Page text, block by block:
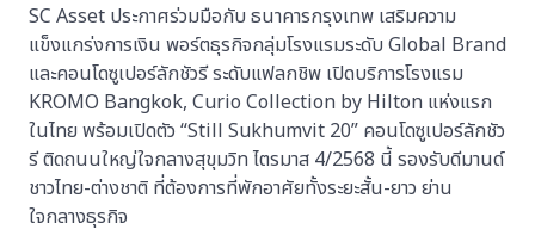
SC Asset ประกาศร่วมมือกับ ธนาคารกรุงเทพ เสริมความ
แข็งแกร่งการเงิน พอร์ตธุรกิจกลุ่มโรงแรมระดับ Global Brand
และคอนโดซูเปอร์ลักชัวรี ระดับแฟลกชิพ เปิดบริการโรงแรม
KROMO Bangkok, Curio Collection by Hilton แห่งแรก
ในไทย พร้อมเปิดตัว “Still Sukhumvit 20” คอนโดซูเปอร์ลักชัว
รี ติดถนนใหญ่ใจกลางสุขุมวิท ไตรมาส 4/2568 นี้ รองรับดีมานด์
ชาวไทย-ต่างชาติ ที่ต้องการที่พักอาศัยทั้งระยะสั้น-ยาว ย่าน
ใจกลางธุรกิจ